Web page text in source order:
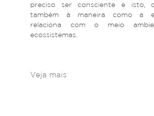
preciso ser consciente e isto,
também à maneira como a
relaciona com o meio
ecossistemas.
Veja mais